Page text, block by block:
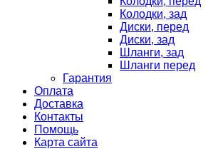
Колодки, зад
Диски, перед
Диски, зад
Шланги, зад
Шланги перед
Гарантия
Оплата
Доставка
Контакты
Помощь
Карта сайта